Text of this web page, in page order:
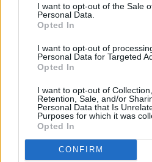
I want to opt-out of the Sale
Personal Data.
Opted In
I want to opt-out of
Personal Data for Targeted
Opted In
I want to opt-out of
Retention, Sale, and/or
Personal Data that Is
Purposes for which it was
Opted In
CONFIRM
Stivostime.GR
Καρνεάδου 25-29, 106 75, Αθήνα
Τηλέφωνο επικοινωνίας:
000